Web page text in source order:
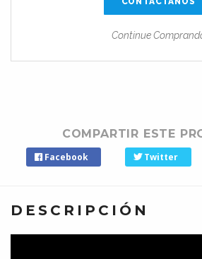
Continue
COMPARTIR ESTE
Facebook Twitter
DESCRIPCIÓN